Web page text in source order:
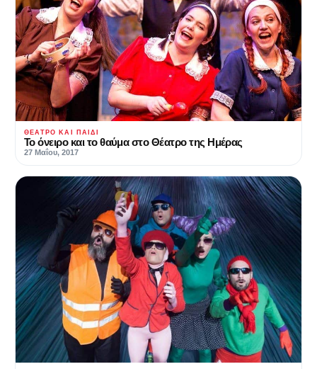
ΘΈΑΤΡΟ ΚΑΙ ΠΑΙΔΊ
Το όνειρο και το θαύμα στο Θέατρο της Ημέρας
27 Μαΐου, 2017